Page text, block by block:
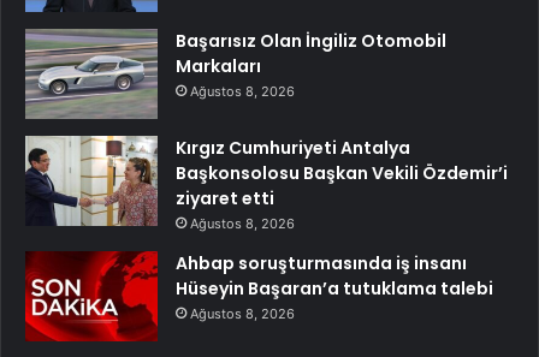
Başarısız Olan İngiliz Otomobil
Markaları
Ağustos 8, 2026
Kırgız Cumhuriyeti Antalya
Başkonsolosu Başkan Vekili Özdemir’i
ziyaret etti
Ağustos 8, 2026
Ahbap soruşturmasında iş insanı
Hüseyin Başaran’a tutuklama talebi
Ağustos 8, 2026